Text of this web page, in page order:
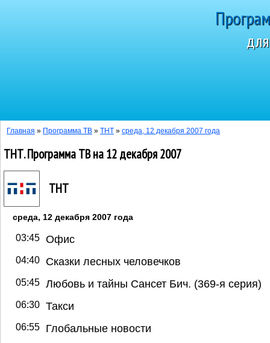
Главная » Программа ТВ » ТНТ » среда, 12 декабря 2007 года
ТНТ. Программа ТВ на 12 декабря 2007
ТНТ
среда, 12 декабря 2007 года
03:45 Офис
04:40 Сказки лесных человечков
05:45 Любовь и тайны Сансет Бич. (369-я серия)
06:30 Такси
06:55 Глобальные новости